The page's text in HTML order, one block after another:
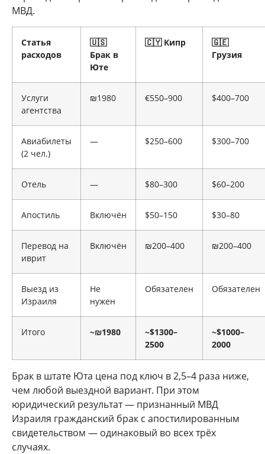
МВД.
Статья
расходов
🇺🇸
Брак в
Юте
🇨🇾 Кипр
🇬🇪
Грузия
Услуги
агентства
₪1980 €550–900 $400–700
Авиабилеты
(2 чел.)
— $250–600 $300–700
Отель — $80–300 $60–200
Апостиль Включён $50–150 $30–80
Перевод на
иврит
Включён ₪200–400 ₪200–400
Выезд из
Израиля
Не
нужен
Обязателен Обязателен
Итого ~₪1980
~$1300–
2500
~$1000–
2000
Брак в штате Юта цена под ключ в 2,5–4 раза ниже,
чем любой выездной вариант. При этом
юридический результат — признанный МВД
Израиля гражданский брак с апостилированным
свидетельством — одинаковый во всех трёх
случаях.